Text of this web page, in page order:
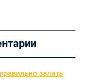
залить